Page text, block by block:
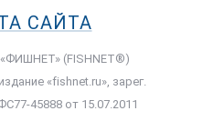
САЙТА
(FISHNET®)
«fishnet.ru», зарег.
45888 от 15.07.2011